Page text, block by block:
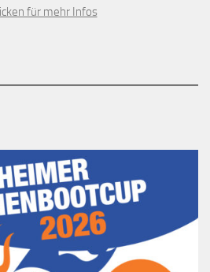
für mehr Infos